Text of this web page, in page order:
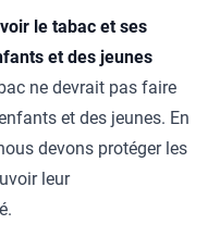
le tabac et ses
et des jeunes
ne devrait pas faire
et des jeunes. En
devons protéger les
leur